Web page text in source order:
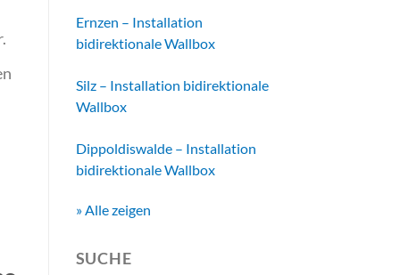
Ernzen – Installation
bidirektionale Wallbox
Silz – Installation bidirektionale
Wallbox
Dippoldiswalde – Installation
bidirektionale Wallbox
» Alle zeigen
SUCHE